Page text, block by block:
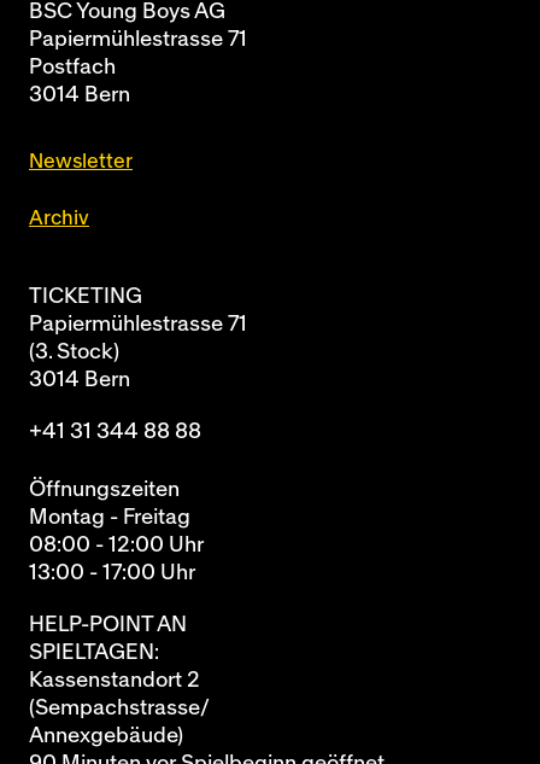
BSC Young Boys AG
Papiermühlestrasse 71
Postfach
3014 Bern
Newsletter
Archiv
TICKETING
Papiermühlestrasse 71
(3. Stock)
3014 Bern
+41 31 344 88 88
Öffnungszeiten
Montag - Freitag
08:00 - 12:00 Uhr
13:00 - 17:00 Uhr
HELP-POINT AN
SPIELTAGEN:
Kassenstandort 2
(Sempachstrasse/
Annexgebäude)